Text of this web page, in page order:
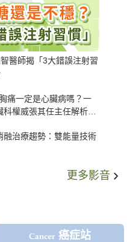
醫師揭「3大錯誤注射習
痛一定是心臟病嗎？一
權威張其任主任解析支
融治療趨勢：雙能量技術
更多影音
癌症站